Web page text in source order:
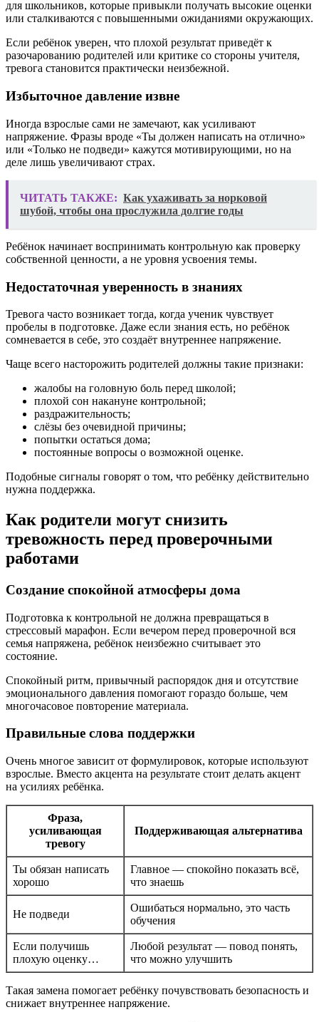
для школьников, которые привыкли получать высокие оценки
или сталкиваются с повышенными ожиданиями окружающих.
Если ребёнок уверен, что плохой результат приведёт к
разочарованию родителей или критике со стороны учителя,
тревога становится практически неизбежной.
Избыточное давление извне
Иногда взрослые сами не замечают, как усиливают
напряжение. Фразы вроде «Ты должен написать на отлично»
или «Только не подведи» кажутся мотивирующими, но на
деле лишь увеличивают страх.
ЧИТАТЬ ТАКЖЕ: Как ухаживать за норковой
шубой, чтобы она прослужила долгие годы
Ребёнок начинает воспринимать контрольную как проверку
собственной ценности, а не уровня усвоения темы.
Недостаточная уверенность в знаниях
Тревога часто возникает тогда, когда ученик чувствует
пробелы в подготовке. Даже если знания есть, но ребёнок
сомневается в себе, это создаёт внутреннее напряжение.
Чаще всего насторожить родителей должны такие признаки:
жалобы на головную боль перед школой;
плохой сон накануне контрольной;
раздражительность;
слёзы без очевидной причины;
попытки остаться дома;
постоянные вопросы о возможной оценке.
Подобные сигналы говорят о том, что ребёнку действительно
нужна поддержка.
Как родители могут снизить
тревожность перед проверочными
работами
Создание спокойной атмосферы дома
Подготовка к контрольной не должна превращаться в
стрессовый марафон. Если вечером перед проверочной вся
семья напряжена, ребёнок неизбежно считывает это
состояние.
Спокойный ритм, привычный распорядок дня и отсутствие
эмоционального давления помогают гораздо больше, чем
многочасовое повторение материала.
Правильные слова поддержки
Очень многое зависит от формулировок, которые используют
взрослые. Вместо акцента на результате стоит делать акцент
на усилиях ребёнка.
Фраза,
усиливающая
тревогу
Поддерживающая альтернатива
Ты обязан написать
хорошо
Главное — спокойно показать всё,
что знаешь
Не подведи
Ошибаться нормально, это часть
обучения
Если получишь
плохую оценку…
Любой результат — повод понять,
что можно улучшить
Такая замена помогает ребёнку почувствовать безопасность и
снижает внутреннее напряжение.